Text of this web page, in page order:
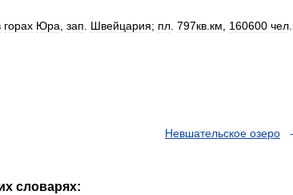
горах Юра зап Швейцария; пл 797кв км 160600 чел
Невшательское озеро
словарях: